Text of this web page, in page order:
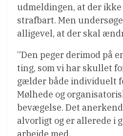
udmeldingen, at der
strafbart. Men
alligevel, at der skal
”Den peger derimod på
ting, som vi har skullet
gælder både individuelt
Mølhede og
bevægelse. Det
alvorligt og er allerede i
arbejde med.